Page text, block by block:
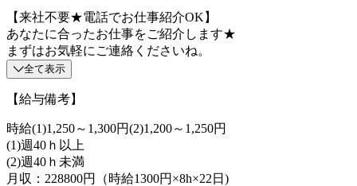
【来社不要★電話でお仕事紹介OK】
あなたに合ったお仕事をご紹介します★
まずはお気軽にご連絡くださいね。
全て表示
【給与備考】
時給(1)1,250～1,300円(2)1,200～1,250円
(1)週40ｈ以上
(2)週40ｈ未満
月収：228800円（時給1300円×8h×22日)